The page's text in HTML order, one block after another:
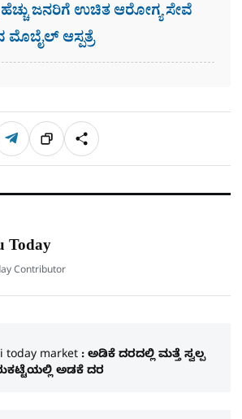
ಹೆಚ್ಚು ಜನರಿಗೆ ಉಚಿತ ಆರೋಗ್ಯ ಸೇವೆ
ಆಸ್ಪತ್ರೆ
T
l
e
m
ಲಿಂ
ಕ್
S
h
a
Today
Contributor
today market : ಅಡಿಕೆ ದರದಲ್ಲಿ ಮತ್ತೆ ಸ್ವಲ್ಪ
ಅಡಕೆ ದರ